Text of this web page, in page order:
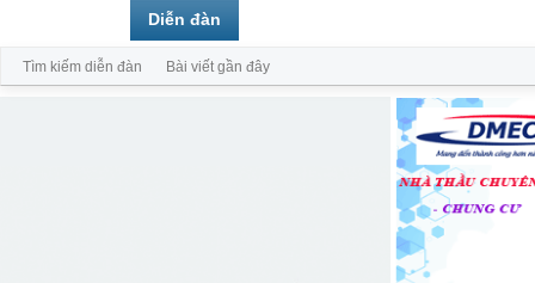
Diễn đàn
Tìm kiếm diễn đàn Bài viết gần đây